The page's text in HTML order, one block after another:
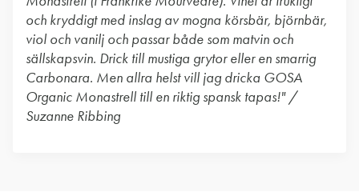
och kryddigt med inslag av mogna körsbär, björnbär,
viol och vanilj och passar både som matvin och
sällskapsvin. Drick till mustiga grytor eller en smarrig
Carbonara. Men allra helst vill jag dricka GOSA
Organic Monastrell till en riktig spansk tapas!" /
Suzanne Ribbing